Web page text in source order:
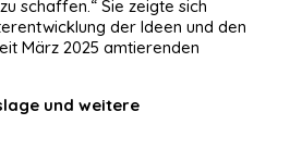
schaffen.“ Sie zeigte sich
der Ideen und den
März 2025 amtierenden
und weitere